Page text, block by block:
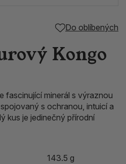
Do oblíbených
Kongo
fascinující minerál s výraznou
s ochranou, intuicí a
kus je jedinečný přírodní
143.5 g